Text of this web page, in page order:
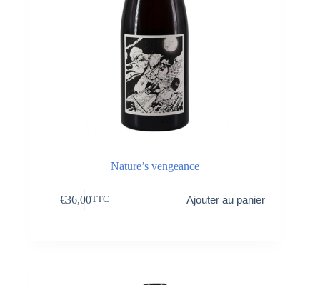
Nature’s vengeance
€36,00TTC Ajouter au panier